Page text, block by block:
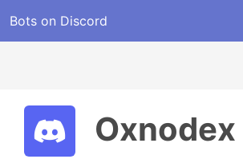
Bots on Discord
Oxnodex